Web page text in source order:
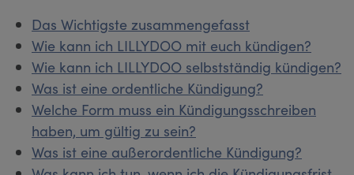
Das Wichtigste zusammengefasst
Wie kann ich LILLYDOO mit euch kündigen?
Wie kann ich LILLYDOO selbstständig kündigen?
Was ist eine ordentliche Kündigung?
Welche Form muss ein Kündigungsschreiben
haben, um gültig zu sein?
Was ist eine außerordentliche Kündigung?